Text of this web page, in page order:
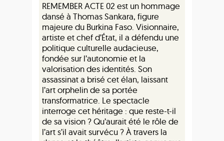
REMEMBER ACTE 02 est un hommage
dansé à Thomas Sankara, figure
majeure du Burkina Faso. Visionnaire,
artiste et chef d’État, il a défendu une
politique culturelle audacieuse,
fondée sur l’autonomie et la
valorisation des identités. Son
assassinat a brisé cet élan, laissant
l’art orphelin de sa portée
transformatrice. Le spectacle
interroge cet héritage : que reste-t-il
de sa vision ? Qu’aurait été le rôle de
l’art s’il avait survécu ? À travers la